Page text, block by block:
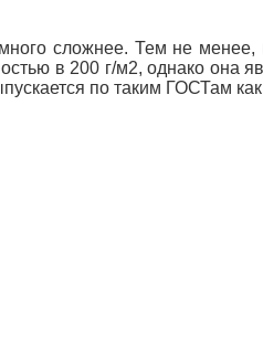
сложнее. Тем не менее,
в 200 г/м2, однако она
по таким ГОСТам